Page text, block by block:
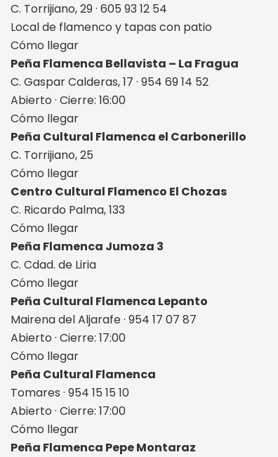
C. Torrijiano, 29 · 605 93 12 54
Local de flamenco y tapas con patio
Cómo llegar
Peña Flamenca Bellavista – La Fragua
C. Gaspar Calderas, 17 · 954 69 14 52
Abierto · Cierre: 16:00
Cómo llegar
Peña Cultural Flamenca el Carbonerillo
C. Torrijiano, 25
Cómo llegar
Centro Cultural Flamenco El Chozas
C. Ricardo Palma, 133
Cómo llegar
Peña Flamenca Jumoza 3
C. Cdad. de Liria
Cómo llegar
Peña Cultural Flamenca Lepanto
Mairena del Aljarafe · 954 17 07 87
Abierto · Cierre: 17:00
Cómo llegar
Peña Cultural Flamenca
Tomares · 954 15 15 10
Abierto · Cierre: 17:00
Cómo llegar
Peña Flamenca Pepe Montaraz